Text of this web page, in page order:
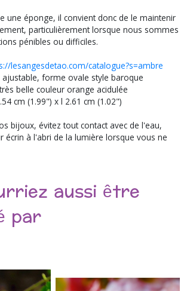
une éponge, il convient donc de le maintenir
particulièrement lorsque nous sommes
pénibles ou difficiles.
lesangesdetao.com/catalogue?s=ambre
ajustable, forme ovale style baroque
belle couleur orange acidulée
cm (1.99") x l 2.61 cm (1.02")
bijoux, évitez tout contact avec de l'eau,
écrin à l'abri de la lumière lorsque vous ne
aussi être
par